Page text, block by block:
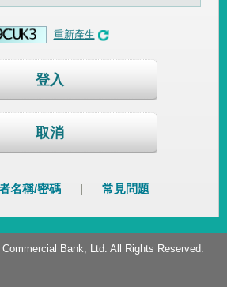
重新產生
登入
取消
名稱/密碼 | 常見問題
Bank, Ltd. All Rights Reserved.